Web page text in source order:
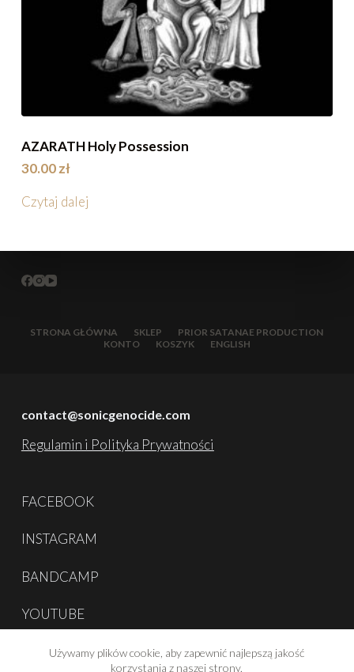
Używamy plików cookie, aby zapewnić najlepszą jakość
korzystania z naszej strony.
AZARATH Holy Possession
30.00zł
Czytaj dalej
STRONA GŁÓWNA SKLEP
PRIOR SATANAE PRODUCTION
KONTO
KOSZYK ENGLISH
contact@sonicgenocide.com
Regulamin i Polityka Prywatności
FACEBOOK
INSTAGRAM
BANDCAMP
YOUTUBE